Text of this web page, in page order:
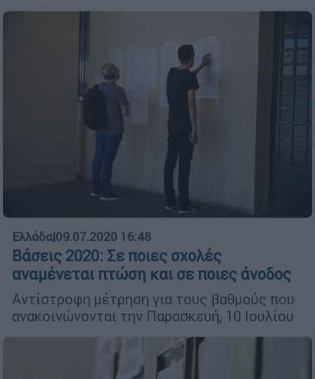
Ελλάδα|09.07.2020 16:48
Βάσεις 2020: Σε ποιες σχολές
αναμένεται πτώση και σε ποιες άνοδος
Αντίστροφη μέτρηση για τους βαθμούς που
ανακοινώνονται την Παρασκευή, 10 Ιουλίου